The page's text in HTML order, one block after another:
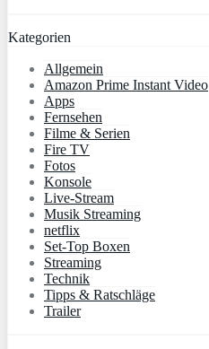
Kategorien
Allgemein
Amazon Prime Instant Video
Apps
Fernsehen
Filme & Serien
Fire TV
Fotos
Konsole
Live-Stream
Musik Streaming
netflix
Set-Top Boxen
Streaming
Technik
Tipps & Ratschläge
Trailer